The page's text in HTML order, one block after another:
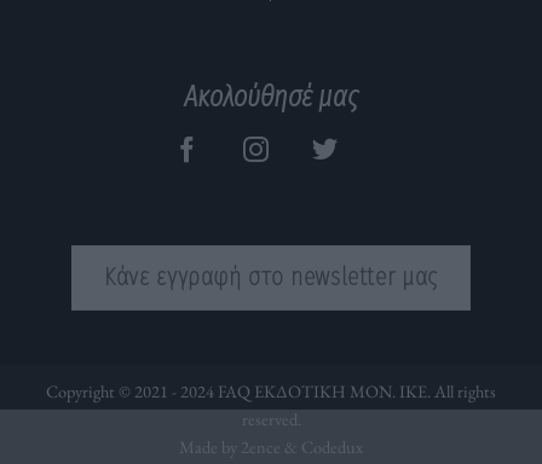
Ακολούθησέ μας
Κάνε εγγραφή στο newsletter μας
Copyright © 2021 - 2024 FAQ ΕΚΔΟΤΙΚΗ ΜΟΝ. ΙΚΕ. All rights
reserved.
Made by 2ence & Codedux